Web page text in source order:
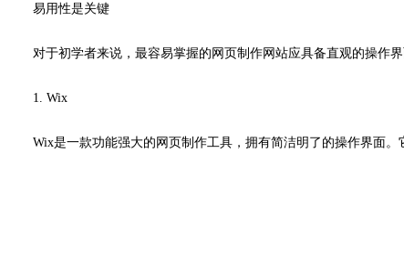
易用性是关键
对于初学者来说，最容易掌握的网页制作网站应具备直观的操作
1. Wix
Wix是一款功能强大的网页制作工具，拥有简洁明了的操作界面